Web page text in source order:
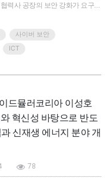
력사 공장의 보안 강화가 요구되
공장 보안 강화에 나섰다고 밝혔
사이버 보안
ICT
드뮬러코리아 이성호
혁신성 바탕으로 반도
신재생 에너지 분야 개
78